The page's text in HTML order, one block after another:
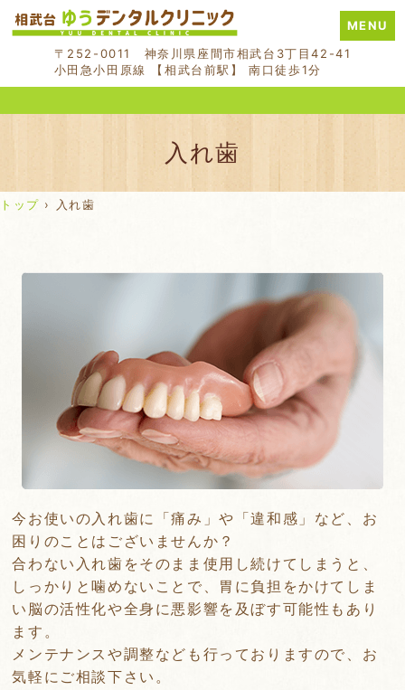
〒252-0011 神奈川県座間市相武台3丁目42-41
小田急小田原線 【相武台前駅】 南口徒歩1分
MENU
入れ歯
トップ › 入れ歯
今お使いの入れ歯に「痛み」や「違和感」など、お
困りのことはございませんか？
合わない入れ歯をそのまま使用し続けてしまうと、
しっかりと噛めないことで、胃に負担をかけてしま
い脳の活性化や全身に悪影響を及ぼす可能性もあり
ます。
メンテナンスや調整なども行っておりますので、お
気軽にご相談下さい。